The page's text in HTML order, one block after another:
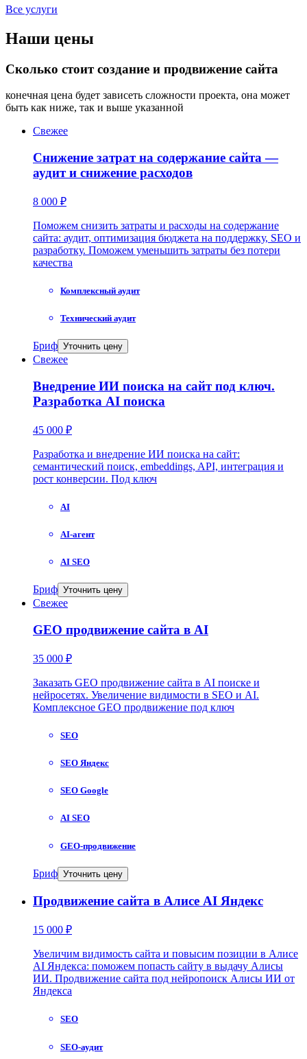
Все услуги
Наши цены
Сколько стоит создание и продвижение сайта
конечная цена будет зависеть сложности проекта, она может
быть как ниже, так и выше указанной
Свежее
Снижение затрат на содержание сайта —
аудит и снижение расходов
8 000 ₽
Поможем снизить затраты и расходы на содержание
сайта: аудит, оптимизация бюджета на поддержку, SEO и
разработку. Поможем уменьшить затраты без потери
качества
Комплексный аудит
Технический аудит
Бриф Уточнить цену
Свежее
Внедрение ИИ поиска на сайт под ключ.
Разработка AI поиска
45 000 ₽
Разработка и внедрение ИИ поиска на сайт:
семантический поиск, embeddings, API, интеграция и
рост конверсии. Под ключ
AI
AI-агент
AI SEO
Бриф Уточнить цену
Свежее
GEO продвижение сайта в AI
35 000 ₽
Заказать GEO продвижение сайта в AI поиске и
нейросетях. Увеличение видимости в SEO и AI.
Комплексное GEO продвижение под ключ
SEO
SEO Яндекс
SEO Google
AI SEO
GEO-продвижение
Бриф Уточнить цену
Продвижение сайта в Алисе AI Яндекс
15 000 ₽
Увеличим видимость сайта и повысим позиции в Алисе
AI Яндекса: поможем попасть сайту в выдачу Алисы
ИИ. Продвижение сайта под нейропоиск Алисы ИИ от
Яндекса
SEO
SEO-аудит